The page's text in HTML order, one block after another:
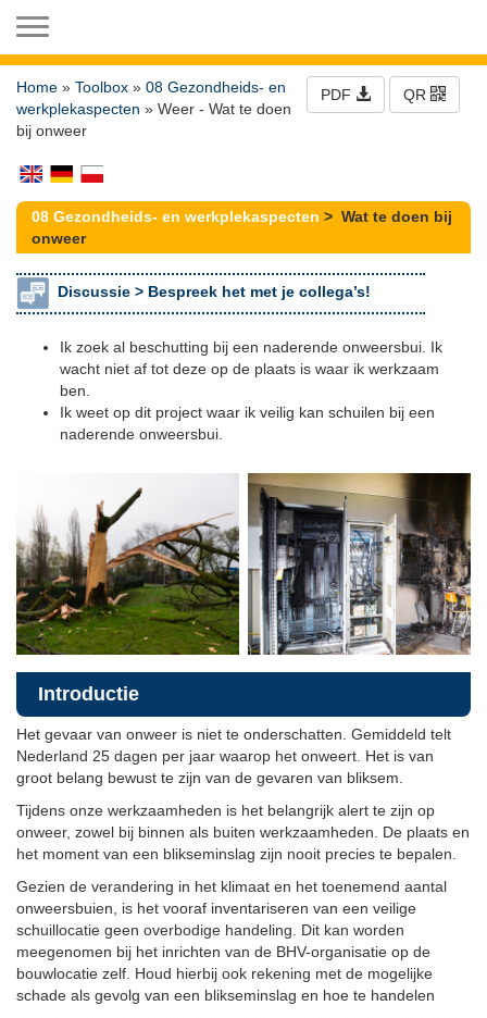
PDF QR
Home » Toolbox » 08 Gezondheids- en
werkplekaspecten » Weer - Wat te doen
bij onweer
08 Gezondheids- en werkplekaspecten > Wat te doen bij
onweer
Discussie > Bespreek het met je collega’s!
Ik zoek al beschutting bij een naderende onweersbui. Ik
wacht niet af tot deze op de plaats is waar ik werkzaam
ben.
Ik weet op dit project waar ik veilig kan schuilen bij een
naderende onweersbui.
Introductie
Het gevaar van onweer is niet te onderschatten. Gemiddeld telt
Nederland 25 dagen per jaar waarop het onweert. Het is van
groot belang bewust te zijn van de gevaren van bliksem.
Tijdens onze werkzaamheden is het belangrijk alert te zijn op
onweer, zowel bij binnen als buiten werkzaamheden. De plaats en
het moment van een blikseminslag zijn nooit precies te bepalen.
Gezien de verandering in het klimaat en het toenemend aantal
onweersbuien, is het vooraf inventariseren van een veilige
schuillocatie geen overbodige handeling. Dit kan worden
meegenomen bij het inrichten van de BHV-organisatie op de
bouwlocatie zelf. Houd hierbij ook rekening met de mogelijke
schade als gevolg van een blikseminslag en hoe te handelen